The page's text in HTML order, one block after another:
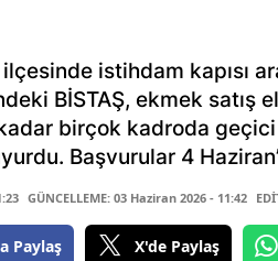
ilçesinde istihdam kapısı
BİSTAŞ, ekmek satış
birçok kadroda
Başvurular 4
GÜNCELLEME: 03 Haziran 2026 - 11:42
Paylaş X'de Paylaş